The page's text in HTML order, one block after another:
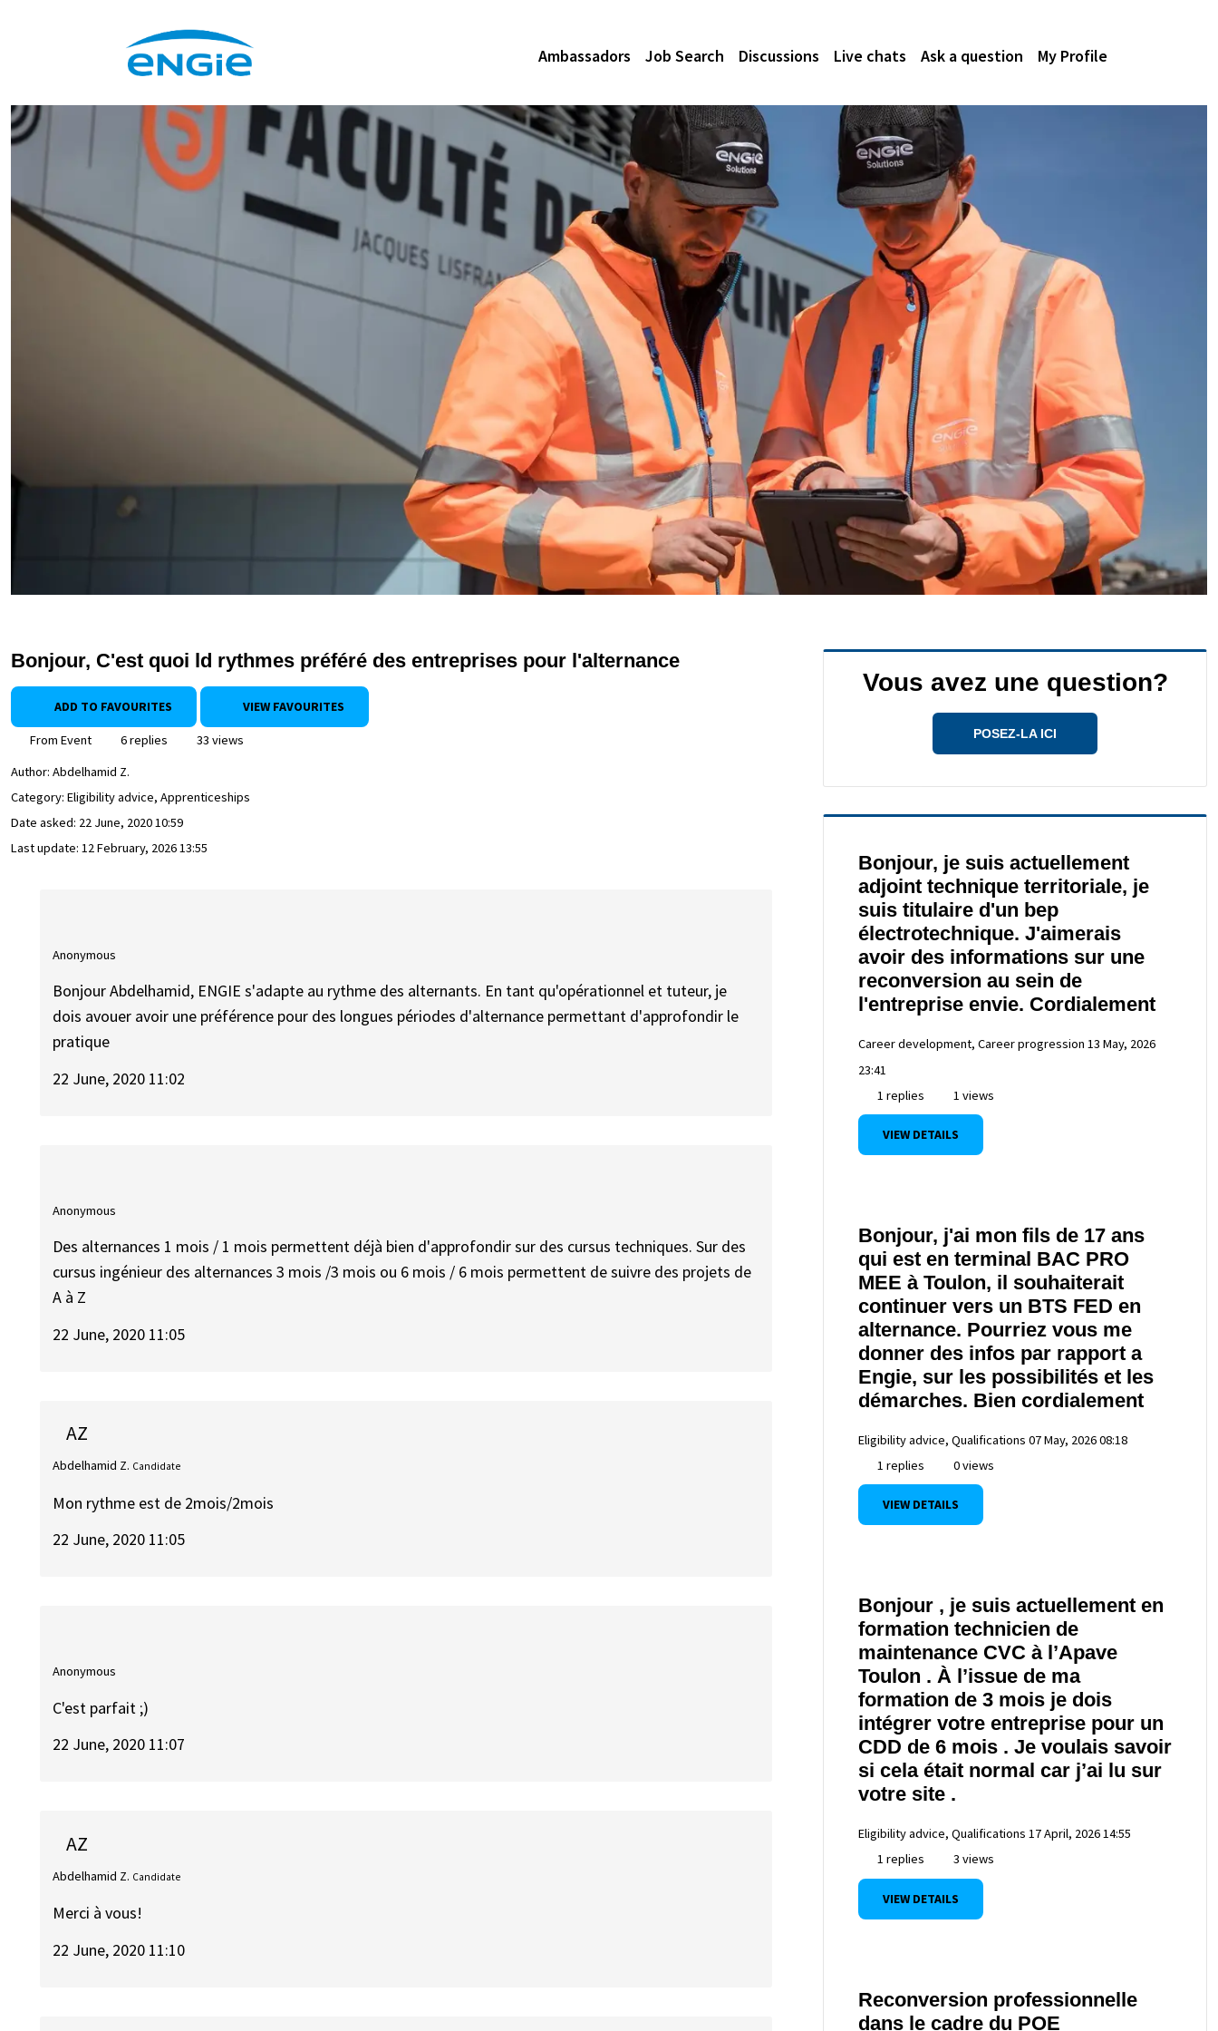
Ambassadors Job Search Discussions Live chats Ask a question My Profile
Bonjour, C'est quoi ld rythmes préféré des entreprises pour l'alternance
ADD TO FAVOURITES VIEW FAVOURITES
From Event 6 replies
33 views
Author: Abdelhamid Z.
Category: Eligibility advice, Apprenticeships
Date asked: 22 June, 2020 10:59
Last update: 12 February, 2026 13:55
Anonymous
Bonjour Abdelhamid, ENGIE s'adapte au rythme des alternants. En tant qu'opérationnel et tuteur, je
dois avouer avoir une préférence pour des longues périodes d'alternance permettant d'approfondir le
pratique
22 June, 2020 11:02
Anonymous
Des alternances 1 mois / 1 mois permettent déjà bien d'approfondir sur des cursus techniques. Sur des
cursus ingénieur des alternances 3 mois /3 mois ou 6 mois / 6 mois permettent de suivre des projets de
A à Z
22 June, 2020 11:05
AZ
Abdelhamid Z. Candidate
Mon rythme est de 2mois/2mois
22 June, 2020 11:05
Anonymous
C'est parfait ;)
22 June, 2020 11:07
AZ
Abdelhamid Z. Candidate
Merci à vous!
22 June, 2020 11:10
Vous avez une question?
POSEZ-LA ICI
Bonjour, je suis actuellement
adjoint technique territoriale, je
suis titulaire d'un bep
électrotechnique. J'aimerais
avoir des informations sur une
reconversion au sein de
l'entreprise envie. Cordialement
Career development, Career progression 13 May, 2026
23:41
1 replies
1 views
VIEW DETAILS
Bonjour, j'ai mon fils de 17 ans
qui est en terminal BAC PRO
MEE à Toulon, il souhaiterait
continuer vers un BTS FED en
alternance. Pourriez vous me
donner des infos par rapport a
Engie, sur les possibilités et les
démarches. Bien cordialement
Eligibility advice, Qualifications 07 May, 2026 08:18
1 replies
0 views
VIEW DETAILS
Bonjour , je suis actuellement en
formation technicien de
maintenance CVC à l’Apave
Toulon . À l’issue de ma
formation de 3 mois je dois
intégrer votre entreprise pour un
CDD de 6 mois . Je voulais savoir
si cela était normal car j’ai lu sur
votre site .
Eligibility advice, Qualifications 17 April, 2026 14:55
1 replies
3 views
VIEW DETAILS
Reconversion professionnelle
dans le cadre du POE